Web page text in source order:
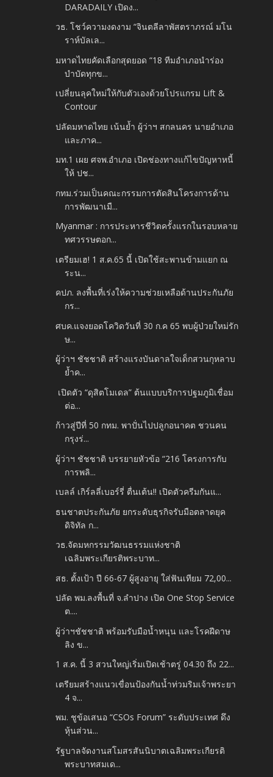
DARADAILY เปิดง...
วธ. โชว์ความงดงาม “จินตลีลาพัสตราภรณ์ มโน
ราห์บัลเล...
มหาดไทยคัดเลือกสุดยอด “18 ทีมอำเภอนำร่อง
บำบัดทุกข...
เปลี่ยนลุคใหม่ให้กับตัวเองด้วยโปรแกรม Lift &
Contour
ปลัดมหาดไทย เน้นย้ำ ผู้ว่าฯ สกลนคร นายอำเภอ
และภาค...
มท.1 เผย ศจพ.อำเภอ เปิดช่องทางแก้ไขปัญหาหนี้
ให้ ปช...
กทม.ร่วมเป็นคณะกรรมการตัดสินโครงการด้าน
การพัฒนาเมื...
Myanmar : การประหารชีวิตครั้งแรกในรอบหลาย
ทศวรรษตอก...
เตรียมเฮ! 1 ส.ค.65 นี้ เปิดใช้สะพานข้ามแยก ณ
ระน...
คปภ. ลงพื้นที่เร่งให้ความช่วยเหลือด้านประกันภัย
กร...
ศบค.แจงยอดโควิดวันที่ 30 ก.ค 65 พบผู้ป่วยใหม่รัก
ษ...
ผู้ว่าฯ ชัชชาติ สร้างแรงบันดาลใจเด็กสวนกุหลาบ
ย้ำค...
เปิดตัว “ดุสิตโมเดล” ต้นแบบบริการปฐมภูมิเชื่อม
ต่อ...
ก้าวสู่ปีที่ 50 กทม. พาปั่นไปปลูกอนาคต ชวนคน
กรุงร่...
ผู้ว่าฯ ชัชชาติ บรรยายหัวข้อ “216 โครงการกับ
การพลิ...
เบลล์ เกิร์ลลี่เบอร์รี่ ตื่นเต้น!! เปิดตัวครีมกันแ...
ธนชาตประกันภัย ยกระดับธุรกิจรับมือตลาดยุค
ดิจิทัล ก...
วธ.จัดมหกรรมวัฒนธรรมแห่งชาติ
เฉลิมพระเกียรติพระบาท...
สธ. ตั้งเป้า ปี 66-67 ผู้สูงอายุ ใส่ฟันเทียม 72,00...
ปลัด พม.ลงพื้นที่ จ.ลำปาง เปิด One Stop Service
ต....
ผู้ว่าฯชัชชาติ พร้อมรับมือน้ำหนุน และโรคฝีดาษ
ลิง ข...
1 ส.ค. นี้ 3 สวนใหญ่เริ่มเปิดเช้าตรู่ 04.30 ถึง 22...
เตรียมสร้างแนวเขื่อนป้องกันน้ำท่วมริมเจ้าพระยา
4 จ...
พม. ชูข้อเสนอ “CSOs Forum” ระดับประเทศ ดึง
หุ้นส่วน...
รัฐบาลจัดงานสโมสรสันนิบาตเฉลิมพระเกียรติ
พระบาทสมเด...